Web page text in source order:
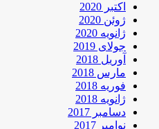
اکتبر 2020
ژوئن 2020
ژانویه 2020
جولای 2019
آوریل 2018
مارس 2018
فوریه 2018
ژانویه 2018
دسامبر 2017
نوامبر 2017